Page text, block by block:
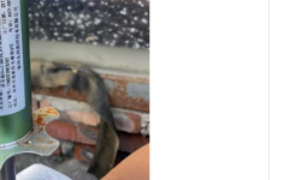
物位计
测漏仪
锅炉水位计